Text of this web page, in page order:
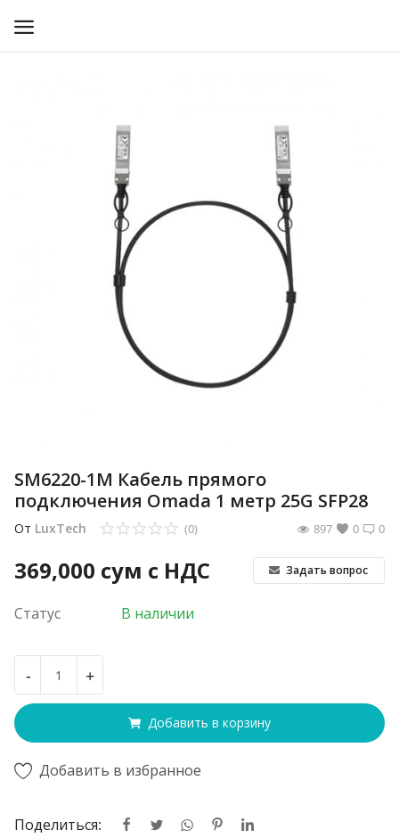
РЕШЕНИЯ ДЛЯ ДОМА
ДЛЯ ОПЕРАТОРОВ СВЯЗИ
SM6220-1M Кабель прямого
подключения Omada 1 метр 25G SFP28
От LuxTech 0
(0) 0
897
369,000 сум с НДС Задать вопрос
Статус В наличии
- +
Добавить в корзину
Добавить в избранное
Поделиться: